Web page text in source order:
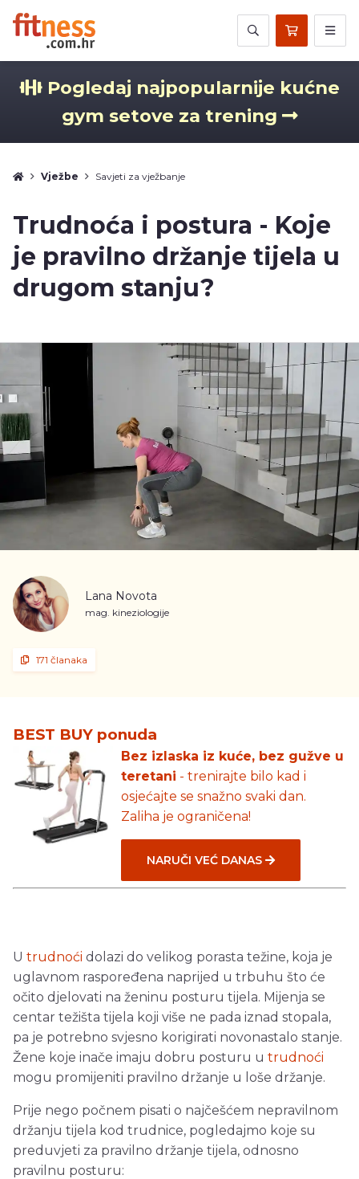
Pogledaj najpopularnije kućne
gym setove za trening
Vježbe Savjeti za vježbanje
Trudnoća i postura - Koje
je pravilno držanje tijela u
drugom stanju?
Lana Novota
mag. kineziologije
171 članaka
BEST BUY ponuda
Bez izlaska iz kuće, bez gužve u
teretani - trenirajte bilo kad i
osjećajte se snažno svaki dan.
Zaliha je ograničena!
NARUČI VEĆ DANAS
U trudnoći dolazi do velikog porasta težine, koja je
uglavnom raspoređena naprijed u trbuhu što će
očito djelovati na ženinu posturu tijela. Mijenja se
centar težišta tijela koji više ne pada iznad stopala,
pa je potrebno svjesno korigirati novonastalo stanje.
Žene koje inače imaju dobru posturu u trudnoći
mogu promijeniti pravilno držanje u loše držanje.
Prije nego počnem pisati o najčešćem nepravilnom
držanju tijela kod trudnice, pogledajmo koje su
preduvjeti za pravilno držanje tijela, odnosno
pravilnu posturu: